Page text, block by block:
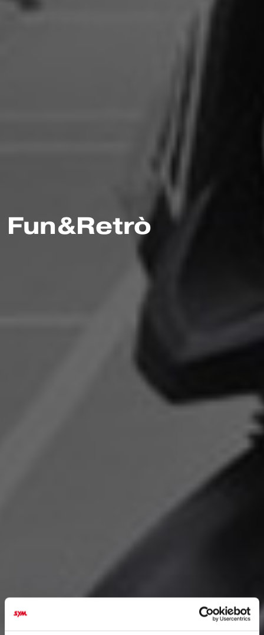
Fun&Retrò